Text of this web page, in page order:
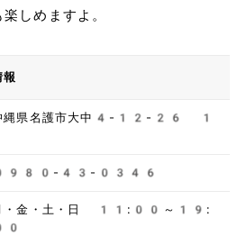
しめますよ。
報
縄県名護市大中4-12-26 1
43-0346
・金・土・日 11:00～19: